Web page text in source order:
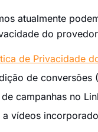
atualmente
do
de Privacidade
de conversões (
campanhas no
vídeos